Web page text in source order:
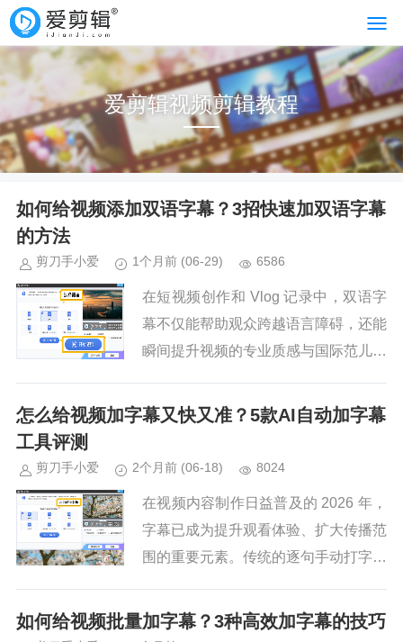
爱剪辑视频剪辑教程
如何给视频添加双语字幕？3招快速加双语字幕
的方法
剪刀手小爱 1个月前 (06-29) 6586
在短视频创作和 Vlog 记录中，双语字
幕不仅能帮助观众跨越语言障碍，还能
瞬间提升视频的专业质感与国际范儿。
其操作简单、对电脑配置优化彻底、运
怎么给视频加字幕又快又准？5款AI自动加字幕
工具评测
剪刀手小爱 2个月前 (06-18) 8024
在视频内容制作日益普及的 2026 年，
字幕已成为提升观看体验、扩大传播范
围的重要元素。传统的逐句手动打字幕
熟，让这一工序变得相对高效。以下对
五款主流工具进行介绍...
如何给视频批量加字幕？3种高效加字幕的技巧